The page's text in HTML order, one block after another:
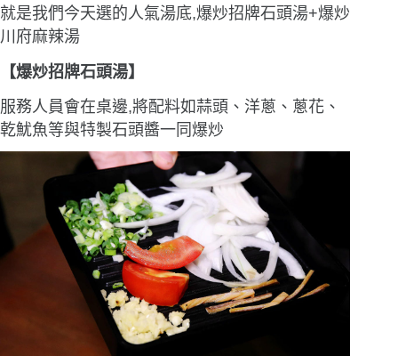
就是我們今天選的人氣湯底,爆炒招牌石頭湯+爆炒
川府麻辣湯
【爆炒招牌石頭湯】
服務人員會在桌邊,將配料如蒜頭、洋蔥、蔥花、
乾魷魚等與特製石頭醬一同爆炒